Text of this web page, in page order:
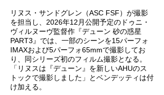
リヌス・サンドグレン（ASC FSF）が撮影
を担当し、2026年12月公開予定のドゥニ・
ヴィルヌーヴ監督作『デューン 砂の惑星
PART3』では、一部のシーンを15パーフォ
IMAXおよび5パーフォ65mmで撮影してお
り、同シリーズ初のフィルム撮影となる。
「リヌスは『デューン』を新しいAHUのス
トックで撮影しました」とベンデッティは付
け加える。